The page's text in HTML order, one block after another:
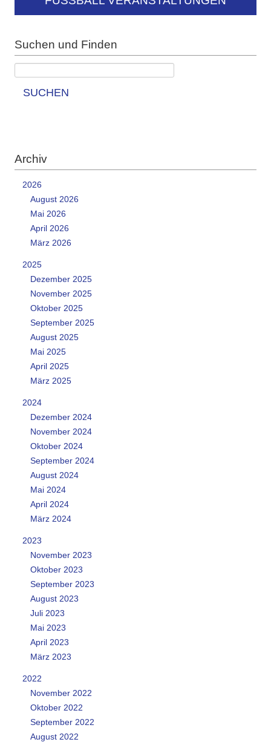
Suchen und Finden
SUCHEN
Archiv
2026
August 2026
Mai 2026
April 2026
März 2026
2025
Dezember 2025
November 2025
Oktober 2025
September 2025
August 2025
Mai 2025
April 2025
März 2025
2024
Dezember 2024
November 2024
Oktober 2024
September 2024
August 2024
Mai 2024
April 2024
März 2024
2023
November 2023
Oktober 2023
September 2023
August 2023
Juli 2023
Mai 2023
April 2023
März 2023
2022
November 2022
Oktober 2022
September 2022
August 2022